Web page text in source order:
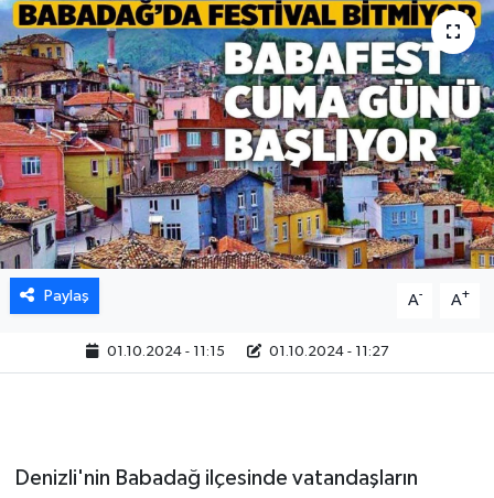
Paylaş A- A+
01.10.2024 - 11:15 01.10.2024 - 11:27
Denizli'nin Babadağ ilçesinde vatandaşların